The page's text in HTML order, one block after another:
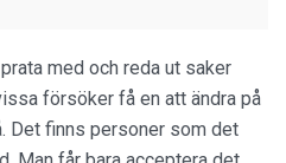
med och reda ut saker
försöker få en att ändra på
Det finns personer som det